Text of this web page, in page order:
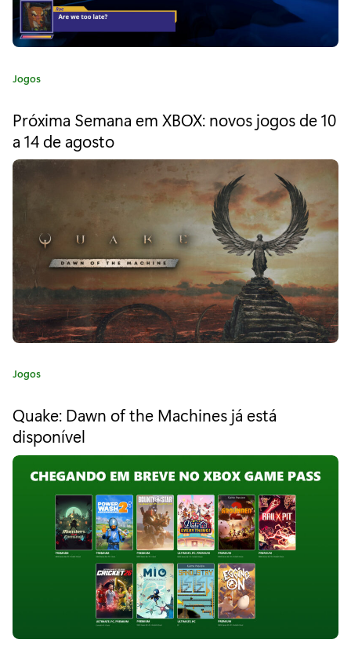
ó
m
S
e
m
a
n
a
e
X
b
o
x
:
N
o
v
o
C
e
g
o
Jogos
Próxima Semana em XBOX: novos jogos de 10
a 14 de agosto
C
e
g
o
Jogos
Quake: Dawn of the Machines já está
disponível